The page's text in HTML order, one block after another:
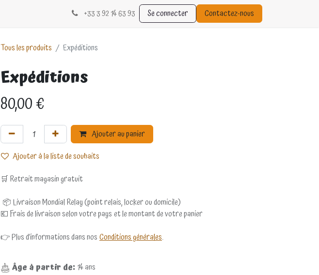
+33 3 92 14 63 93 Se connecter Contactez-nous
Tous les produits Expéditions
Expéditions
80,00€
Ajouter au panier
Ajouter à la liste de souhaits
🛒 Retrait magasin gratuit
📦 Livraison Mondial Relay (point relais, locker ou domicile)
💶 Frais de livraison selon votre pays et le montant de votre panier
👉 Plus d’informations dans nosConditions générales.
Âge à partir de:14ans